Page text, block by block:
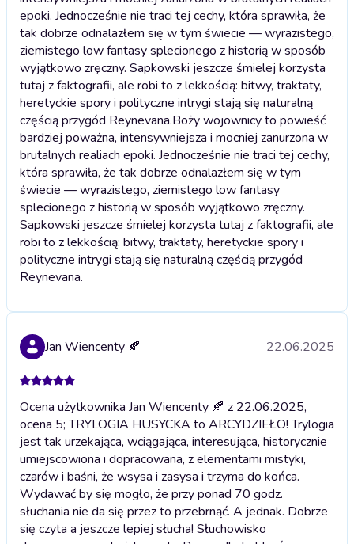
epoki. Jednocześnie nie traci tej cechy, która sprawiła, że
tak dobrze odnalazłem się w tym świecie — wyrazistego,
ziemistego low fantasy splecionego z historią w sposób
wyjątkowo zręczny. Sapkowski jeszcze śmielej korzysta
tutaj z faktografii, ale robi to z lekkością: bitwy, traktaty,
heretyckie spory i polityczne intrygi stają się naturalną
częścią przygód Reynevana.Boży wojownicy to powieść
bardziej poważna, intensywniejsza i mocniej zanurzona w
brutalnych realiach epoki. Jednocześnie nie traci tej cechy,
która sprawiła, że tak dobrze odnalazłem się w tym
świecie — wyrazistego, ziemistego low fantasy
splecionego z historią w sposób wyjątkowo zręczny.
Sapkowski jeszcze śmielej korzysta tutaj z faktografii, ale
robi to z lekkością: bitwy, traktaty, heretyckie spory i
polityczne intrygi stają się naturalną częścią przygód
Reynevana.
Jan Wiencenty 🍂 22.06.2025
Ocena użytkownika Jan Wiencenty 🍂 z 22.06.2025,
ocena 5; TRYLOGIA HUSYCKA to ARCYDZIEŁO! Trylogia
jest tak urzekająca, wciągająca, interesująca, historycznie
umiejscowiona i dopracowana, z elementami mistyki,
czarów i baśni, że wsysa i zasysa i trzyma do końca.
Wydawać by się mogło, że przy ponad 70 godz.
słuchania nie da się przez to przebrnąć. A jednak. Dobrze
się czyta a jeszcze lepiej słucha! Słuchowisko